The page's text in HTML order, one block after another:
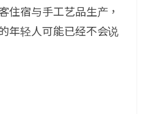
住宿与手工艺品生产，
年轻人可能已经不会说